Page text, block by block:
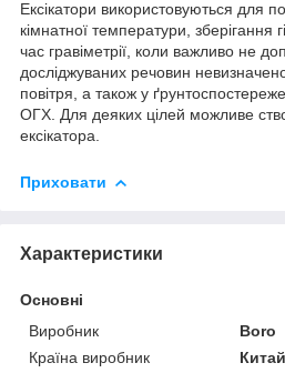
Ексікатори використовуються для
кімнатної температури, зберігання
час гравіметрії, коли важливо не
досліджуваних речовин
повітря, а також у
ОГХ. Для деяких цілей можливе
ексікатора.
Приховати
Характеристики
Основні
Виробник
Boro
Країна виробник
Китай